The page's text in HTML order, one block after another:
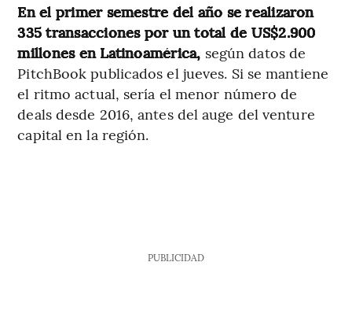
En el primer semestre del año se realizaron
335 transacciones por un total de US$2.900
millones en Latinoamérica, según datos de
PitchBook publicados el jueves. Si se mantiene
el ritmo actual, sería el menor número de
deals desde 2016, antes del auge del venture
capital en la región.
PUBLICIDAD